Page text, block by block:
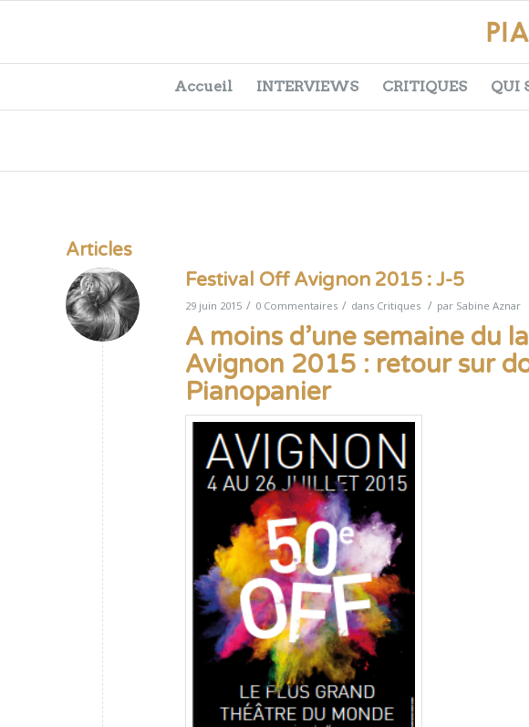
Accueil INTERVIEWS CRITIQUES QUI
Articles
Festival Off Avignon 2015 : J-5
29 juin 2015 / 0 Commentaires / dans Critiques / par Sabine Aznar
A moins d’une semaine du
Avignon 2015 : retour sur
Pianopanier